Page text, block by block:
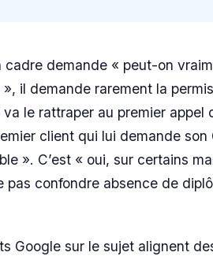
cadre demande « peut-on
», il demande rarement la
va le rattraper au premier appel
client qui lui demande son
». C’est « oui, sur certains
pas confondre absence de
Google sur le sujet alignent